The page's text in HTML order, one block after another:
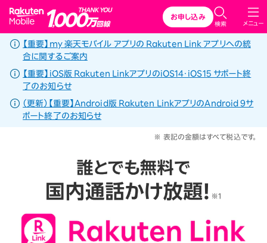
Rakuten Mobile
メニュー
検索
お申し込み
【重要】my 楽天モバイル アプリの Rakuten Link アプリへの統
合に関するご案内
【重要】iOS版 Rakuten LinkアプリのiOS14・iOS15 サポート終
了のお知らせ
（更新）【重要】Android版 Rakuten LinkアプリのAndroid 9サ
ポート終了のお知らせ
※ 表記の金額はすべて税込です。